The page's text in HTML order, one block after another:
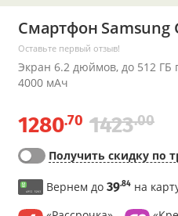
Смартфон Samsung
Оставьте первый отзыв!
Экран 6.2 дюймов, до 512 ГБ
4000 мАч
1280.70 1423.00
Получить скидку по
Вернем до 39.84 на